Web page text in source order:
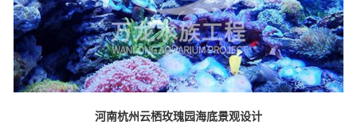
河南杭州云栖玫瑰园海底景观设计